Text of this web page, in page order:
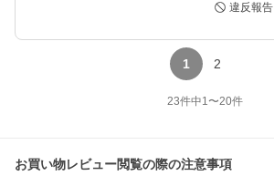
違反報告
1 2
23件中1〜20件
お買い物レビュー閲覧の際の注意事項